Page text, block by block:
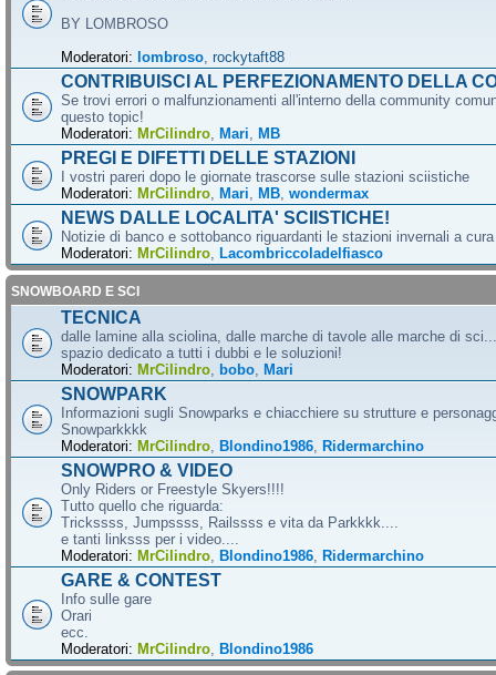
BY LOMBROSO
Moderatori: lombroso rockytaft88
CONTRIBUISCI AL PERFEZIONAMENTO DELLA
Se trovi errori o malfunzionamenti all'interno della community
questo topic!
Moderatori: MrCilindro Mari MB
PREGI E DIFETTI DELLE STAZIONI
I vostri pareri dopo le giornate trascorse sulle stazioni sciistiche
Moderatori: MrCilindro Mari MB wondermax
NEWS DALLE LOCALITA' SCIISTICHE!
Notizie di banco e sottobanco riguardanti le stazioni invernali a
Moderatori: MrCilindro Lacombriccoladelfiasco
SNOWBOARD E SCI
TECNICA
dalle lamine alla sciolina, dalle marche di tavole alle marche di
spazio dedicato a tutti i dubbi e le soluzioni!
Moderatori: MrCilindro bobo Mari
SNOWPARK
Informazioni sugli Snowparks e chiacchiere su strutture e
Snowparkkkk
Moderatori: MrCilindro Blondino1986 Ridermarchino
SNOWPRO & VIDEO
Only Riders or Freestyle Skyers!!!!
Tutto quello che riguarda:
Trickssss, Jumpssss, Railssss e vita da Parkkkk....
e tanti linksss per i video....
Moderatori: MrCilindro Blondino1986 Ridermarchino
GARE & CONTEST
Info sulle gare
Orari
ecc.
Moderatori: MrCilindro Blondino1986